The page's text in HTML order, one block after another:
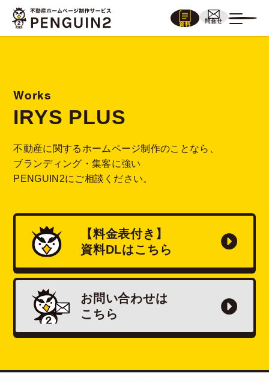
資料
問合せ
Works
IRYS PLUS
不動産に関するホームページ制作のことなら、
ブランディング・集客に強い
PENGUIN2にご相談ください。
【料金表付き】
資料DLはこちら
お問い合わせは
こちら